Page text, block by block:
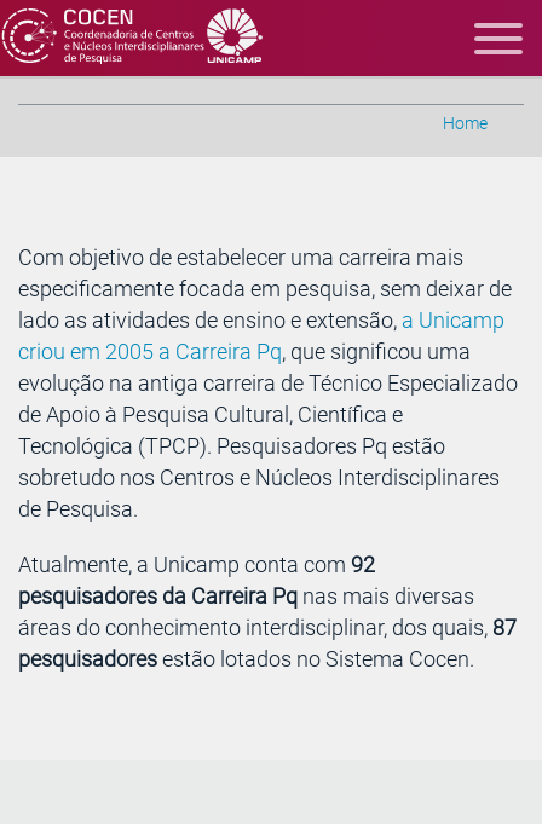
Home
Com objetivo de estabelecer uma carreira mais
especificamente focada em pesquisa, sem deixar de
lado as atividades de ensino e extensão, a Unicamp
criou em 2005 a Carreira Pq, que significou uma
evolução na antiga carreira de Técnico Especializado
de Apoio à Pesquisa Cultural, Científica e
Tecnológica (TPCP). Pesquisadores Pq estão
sobretudo nos Centros e Núcleos Interdisciplinares
de Pesquisa.
Atualmente, a Unicamp conta com 92
pesquisadores da Carreira Pq nas mais diversas
áreas do conhecimento interdisciplinar, dos quais, 87
pesquisadores estão lotados no Sistema Cocen.